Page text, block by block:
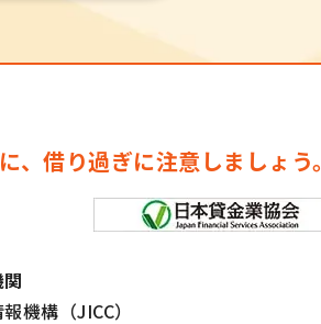
、借り過ぎに注意しましょう。
機構（JICC）